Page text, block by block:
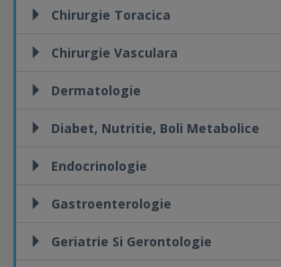
Chirurgie Toracica
Chirurgie Vasculara
Dermatologie
Diabet, Nutritie, Boli Metabolice
Endocrinologie
Gastroenterologie
Geriatrie Si Gerontologie